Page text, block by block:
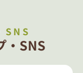
SNS
・SNS